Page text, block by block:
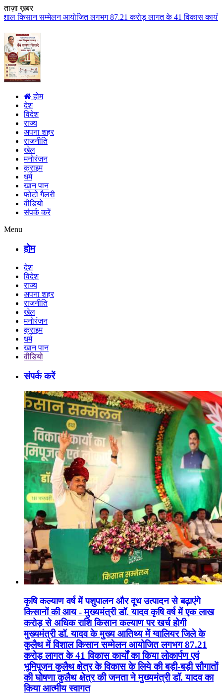
ताज़ा ख़बर
लगभग 87.21 करोड़ लागत के 41 विकास कार्यों का किया लोकार्पण
होम
देश
विदेश
राज्य
अपना शहर
राजनीति
खेल
मनोरंजन
क्राइम
धर्म
खान पान
फोटो गैलरी
वीडियो
संपर्क करें
Menu
होम
देश
विदेश
राज्य
अपना शहर
राजनीति
खेल
मनोरंजन
क्राइम
धर्म
खान पान
वीडियो
संपर्क करें
कृषि कल्याण वर्ष में पशुपालन और दूध उत्पादन से बढ़ाएंगे
किसानों की आय - मुख्यमंत्री डॉ. यादव कृषि वर्ष में एक लाख
करोड़ से अधिक राशि किसान कल्याण पर खर्च होगी
मुख्यमंत्री डॉ. यादव के मुख्य आतिथ्य में ग्वालियर जिले के
कुलैथ में विशाल किसान सम्मेलन आयोजित लगभग 87.21
करोड़ लागत के 41 विकास कार्यों का किया लोकार्पण एवं
भूमिपूजन कुलैथ क्षेत्र के विकास के लिये की बड़ी-बड़ी सौगातों
की घोषणा कुलैथ क्षेत्र की जनता ने मुख्यमंत्री डॉ. यादव का
किया आत्मीय स्वागत